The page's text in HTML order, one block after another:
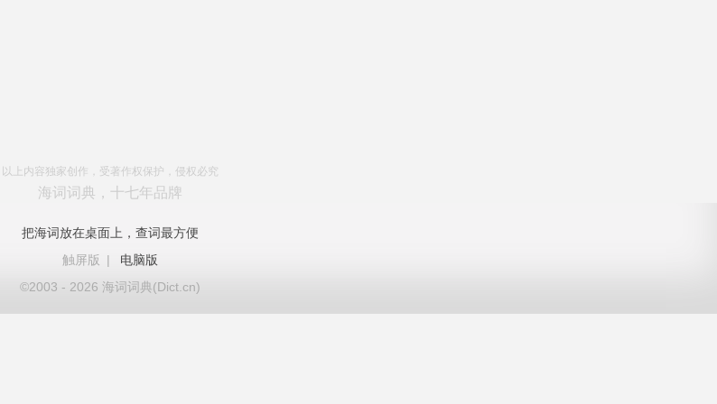
以上内容独家创作，受著作权保护，侵权必究
海词词典，十七年品牌
把海词放在桌面上，查词最方便
触屏版
|
电脑版
©2003 - 2026 海词词典(Dict.cn)